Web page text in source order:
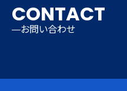
CONTACT
お問い合わせ